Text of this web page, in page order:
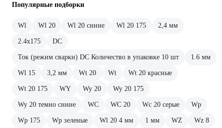
Популярные подборки
Wl Wl 20 Wl 20 синие Wl 20 175 2,4 мм
2.4х175 DC
Ток (режим сварки) DC Количество в упаковке 10 шт 1.6 мм
Wl 15 3,2 мм Wt 20 Wt Wt 20 красные
Wt 20 175 WY Wy 20 Wy 20 175
Wy 20 темно синие WC WC 20 Wc 20 серые Wp
Wp 175 Wp зеленые Wl 20 4 мм 1 мм WZ Wz 8